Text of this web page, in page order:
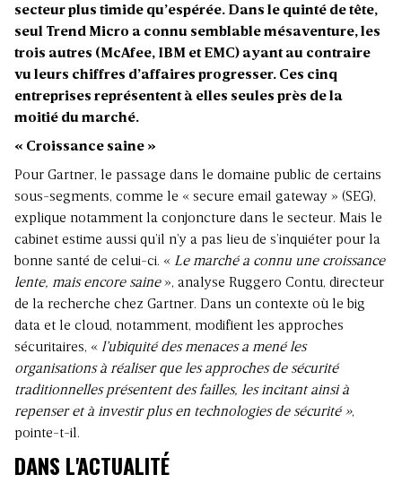
secteur plus timide qu’espérée. Dans le quinté de tête,
seul Trend Micro a connu semblable mésaventure, les
trois autres (McAfee, IBM et EMC) ayant au contraire
vu leurs chiffres d’affaires progresser. Ces cinq
entreprises représentent à elles seules près de la
moitié du marché.
« Croissance saine »
Pour Gartner, le passage dans le domaine public de certains
sous-segments, comme le « secure email gateway » (SEG),
explique notamment la conjoncture dans le secteur. Mais le
cabinet estime aussi qu’il n’y a pas lieu de s’inquiéter pour la
bonne santé de celui-ci. « Le marché a connu une croissance
lente, mais encore saine», analyse Ruggero Contu, directeur
de la recherche chez Gartner. Dans un contexte où le big
data et le cloud, notamment, modifient les approches
sécuritaires, « l’ubiquité des menaces a mené les
organisations à réaliser que les approches de sécurité
traditionnelles présentent des failles, les incitant ainsi à
repenser et à investir plus en technologies de sécurité »,
pointe-t-il.
DANS L'ACTUALITÉ